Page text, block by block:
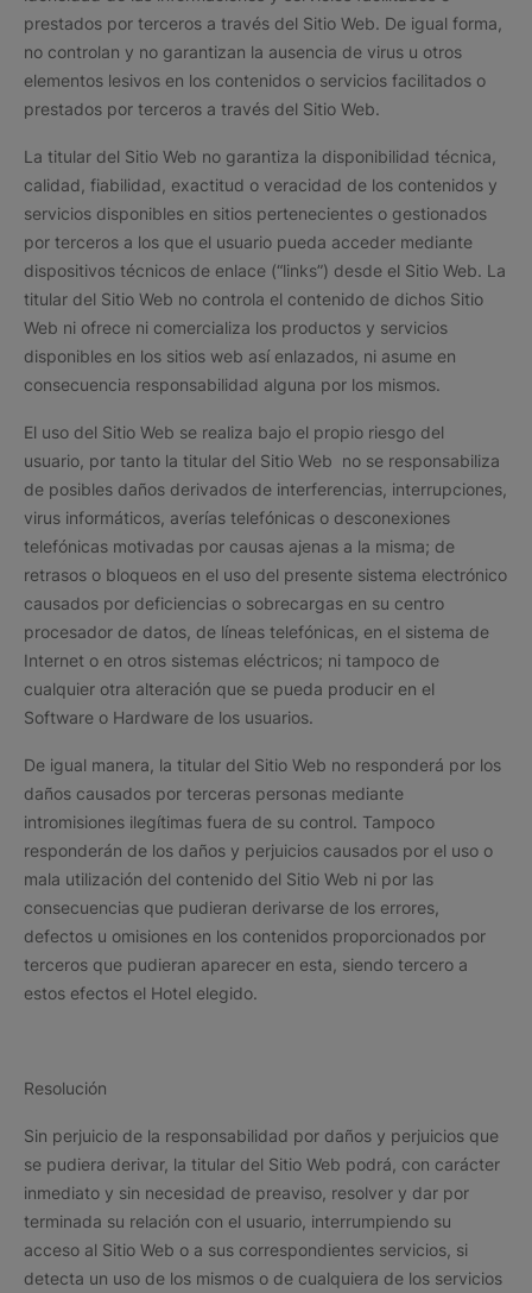
prestados por terceros a través del Sitio Web. De igual forma,
no controlan y no garantizan la ausencia de virus u otros
elementos lesivos en los contenidos o servicios facilitados o
prestados por terceros a través del Sitio Web.
La titular del Sitio Web no garantiza la disponibilidad técnica,
calidad, fiabilidad, exactitud o veracidad de los contenidos y
servicios disponibles en sitios pertenecientes o gestionados
por terceros a los que el usuario pueda acceder mediante
dispositivos técnicos de enlace (“links”) desde el Sitio Web. La
titular del Sitio Web no controla el contenido de dichos Sitio
Web ni ofrece ni comercializa los productos y servicios
disponibles en los sitios web así enlazados, ni asume en
consecuencia responsabilidad alguna por los mismos.
El uso del Sitio Web se realiza bajo el propio riesgo del
usuario, por tanto la titular del Sitio Web no se responsabiliza
de posibles daños derivados de interferencias, interrupciones,
virus informáticos, averías telefónicas o desconexiones
telefónicas motivadas por causas ajenas a la misma; de
retrasos o bloqueos en el uso del presente sistema electrónico
causados por deficiencias o sobrecargas en su centro
procesador de datos, de líneas telefónicas, en el sistema de
Internet o en otros sistemas eléctricos; ni tampoco de
cualquier otra alteración que se pueda producir en el
Software o Hardware de los usuarios.
De igual manera, la titular del Sitio Web no responderá por los
daños causados por terceras personas mediante
intromisiones ilegítimas fuera de su control. Tampoco
responderán de los daños y perjuicios causados por el uso o
mala utilización del contenido del Sitio Web ni por las
consecuencias que pudieran derivarse de los errores,
defectos u omisiones en los contenidos proporcionados por
terceros que pudieran aparecer en esta, siendo tercero a
estos efectos el Hotel elegido.
Resolución
Sin perjuicio de la responsabilidad por daños y perjuicios que
se pudiera derivar, la titular del Sitio Web podrá, con carácter
inmediato y sin necesidad de preaviso, resolver y dar por
terminada su relación con el usuario, interrumpiendo su
acceso al Sitio Web o a sus correspondientes servicios, si
detecta un uso de los mismos o de cualquiera de los servicios